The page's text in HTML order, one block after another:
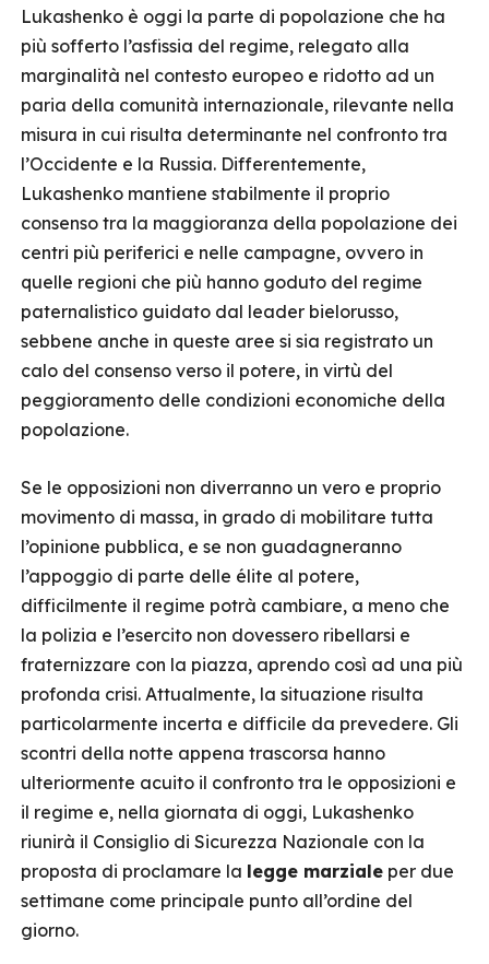
Lukashenko è oggi la parte di popolazione che ha
più sofferto l’asfissia del regime, relegato alla
marginalità nel contesto europeo e ridotto ad un
paria della comunità internazionale, rilevante nella
misura in cui risulta determinante nel confronto tra
l’Occidente e la Russia. Differentemente,
Lukashenko mantiene stabilmente il proprio
consenso tra la maggioranza della popolazione dei
centri più periferici e nelle campagne, ovvero in
quelle regioni che più hanno goduto del regime
paternalistico guidato dal leader bielorusso,
sebbene anche in queste aree si sia registrato un
calo del consenso verso il potere, in virtù del
peggioramento delle condizioni economiche della
popolazione.
Se le opposizioni non diverranno un vero e proprio
movimento di massa, in grado di mobilitare tutta
l’opinione pubblica, e se non guadagneranno
l’appoggio di parte delle élite al potere,
difficilmente il regime potrà cambiare, a meno che
la polizia e l’esercito non dovessero ribellarsi e
fraternizzare con la piazza, aprendo così ad una più
profonda crisi. Attualmente, la situazione risulta
particolarmente incerta e difficile da prevedere. Gli
scontri della notte appena trascorsa hanno
ulteriormente acuito il confronto tra le opposizioni e
il regime e, nella giornata di oggi, Lukashenko
riunirà il Consiglio di Sicurezza Nazionale con la
proposta di proclamare la legge marziale per due
settimane come principale punto all’ordine del
giorno.